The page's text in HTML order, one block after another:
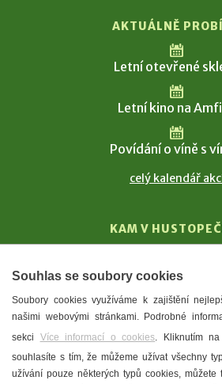
AKTUÁLNĚ
Letní otevřené
Letní kino na
Povídání o víně s
celý kalendář
KAM V
T. G. Masaryk
Mandloně
Ubytování
Restaurace
Městské muzeum a
Souhlas se soubory cookies
Soubory cookies využíváme k zajištění
našimi webovými stránkami. Podrobné
sekci Více informací o cookies. Kliknutím
souhlasíte s tím, že můžeme užívat všechny
užívání pouze některých typů cookies,